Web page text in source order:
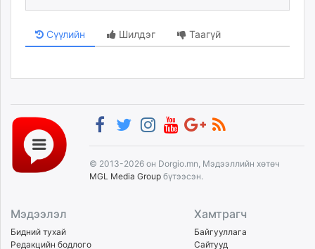
Сүүлийн Шилдэг Таагүй
© 2013-2026 он Dorgio.mn, Мэдээллийн хөтөч
MGL Media Group бүтээсэн.
Мэдээлэл
Бидний тухай
Редакцийн бодлого
Хамтрагч
Байгууллага
Сайтууд